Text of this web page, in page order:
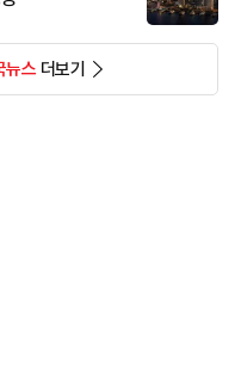
뉴스더보기